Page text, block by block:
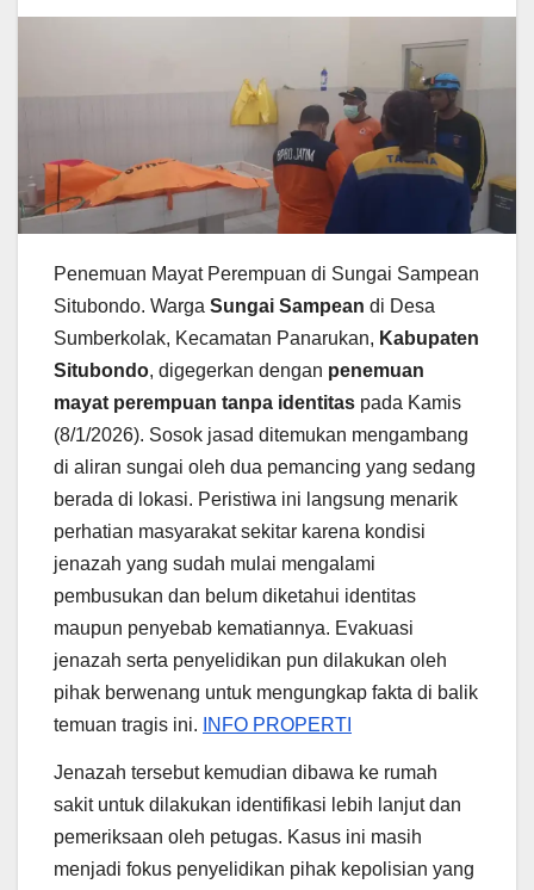
Penemuan Mayat Perempuan di Sungai Sampean
Situbondo. Warga Sungai Sampean di Desa
Sumberkolak, Kecamatan Panarukan, Kabupaten
Situbondo, digegerkan dengan penemuan
mayat perempuan tanpa identitas pada Kamis
(8/1/2026). Sosok jasad ditemukan mengambang
di aliran sungai oleh dua pemancing yang sedang
berada di lokasi. Peristiwa ini langsung menarik
perhatian masyarakat sekitar karena kondisi
jenazah yang sudah mulai mengalami
pembusukan dan belum diketahui identitas
maupun penyebab kematiannya. Evakuasi
jenazah serta penyelidikan pun dilakukan oleh
pihak berwenang untuk mengungkap fakta di balik
temuan tragis ini.
INFO PROPERTI
Jenazah tersebut kemudian dibawa ke rumah
sakit untuk dilakukan identifikasi lebih lanjut dan
pemeriksaan oleh petugas. Kasus ini masih
menjadi fokus penyelidikan pihak kepolisian yang